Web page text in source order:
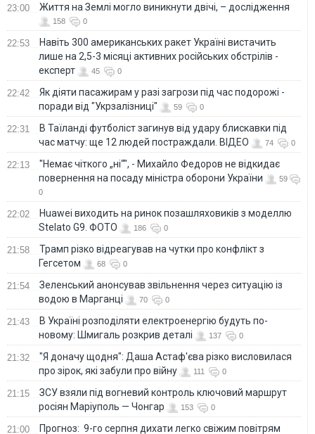
23:00 Життя на Землі могло виникнути двічі, – дослідження
158 0
22:53
Навіть 300 американських ракет Україні вистачить
лише на 2,5-3 місяці активних російських обстрілів -
експерт
45 0
22:42
Як діяти пасажирам у разі загрози під час подорожі -
поради від "Укрзалізниці"
59 0
22:31
В Таїланді футболіст загинув від удару блискавки під
час матчу: ще 12 людей постраждали. ВІДЕО
74 0
22:13
"Немає чіткого „ні“", - Михайло Федоров не відкидає
повернення на посаду міністра оборони України
59
0
22:02
Huawei виходить на ринок позашляховиків з моделлю
Stelato G9. ФОТО
186 0
21:58
Трамп різко відреагував на чутки про конфлікт з
Гегсетом
68 0
21:54
Зеленський анонсував звільнення через ситуацію із
водою в Марганці
70 0
21:43
В Україні розподіляти електроенергію будуть по-
новому: Шмигаль розкрив деталі
137 0
21:32
"Я доначу щодня": Даша Астаф'єва різко висловилася
про зірок, які забули про війну
111 0
21:15
ЗСУ взяли під вогневий контроль ключовий маршрут
росіян Маріуполь — Чонгар
153 0
21:00 Прогноз: 9-го серпня дихати легко свіжим повітрям